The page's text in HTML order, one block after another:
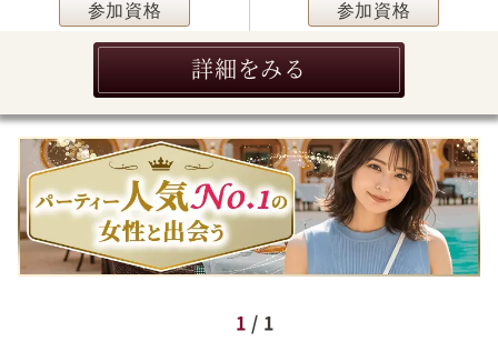
参加資格
参加資格
詳細をみる
1 / 1